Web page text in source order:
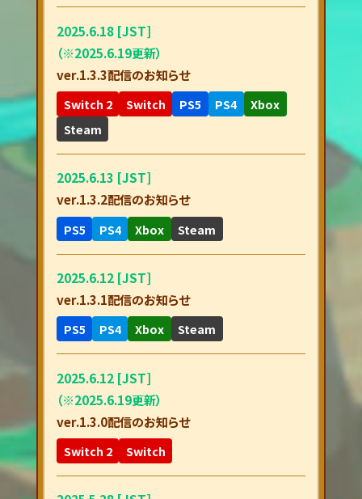
2025.6.18 [JST]
（※2025.6.19更新）
ver.1.3.3配信のお知らせ
Switch 2 Switch PS5 PS4
Xbox
Steam
2025.6.13 [JST]
ver.1.3.2配信のお知らせ
PS5 PS4 Xbox Steam
2025.6.12 [JST]
ver.1.3.1配信のお知らせ
PS5 PS4 Xbox Steam
2025.6.12 [JST]
（※2025.6.19更新）
ver.1.3.0配信のお知らせ
Switch 2 Switch